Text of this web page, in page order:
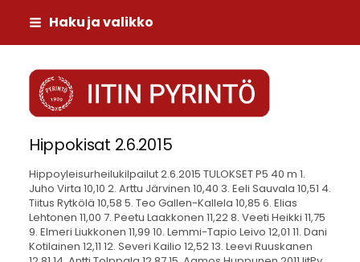
Siirry
sivun
sisältöön
Haku ja valikko
Iitin Pyrintö
Hippokisat 2.6.2015
Hippoyleisurheilukilpailut 2.6.2015 TULOKSET P5 40 m 1. Juho Virta 10,10 2. Arttu Järvinen 10,40 3. Eeli Sauvala 10,51 4. Tiitus Rytkölä 10,58 5. Teo Gallen-Kallela 10,85 6. Elias Lehtonen 11,00 7. Peetu Laakkonen 11,22 8. Veeti Heikki 11,75 9. Elmeri Liukkonen 11,99 10. Lemmi-Tapio Leivo 12,01 11. Dani Kotilainen 12,11 12. Severi Kailio 12,52 13. Leevi Ruuskanen 12,81 14. Antti Tolppala 12,87 15. Aamos Huppunen 2011 IitPy 12,96 16. Eino Nordström 13,09 17. Lukas Hyypiä 13,33 18. Eemil Taavila 15,50 19. Aleksi Suikkanen 15,69 20. Luukas Ruokosuo 15,74 21. Otto Valkonen 16,05 22. Niko Turunen 16,08 23. Jarkko Tani 16,56 24. Karri Ahlgren 18,51 25. Leevi Heikki 20,47 26. Elmo Järvinen 24,91 27. Reino Ryyppö 29,04 28. Tuure Rytkölä 30,99 29. Niklas Ruokosuo 34,53 30. Okko Varpenius 40,47 31. Milo Suokas 41,37 32. Vili Heikkinen 42,48 33. Aapo Taavila 48,53 Luka Kaariaho DNF Lenni Ruuskanen DNF Joni Nordström DNS Joona Riikonen DNS Niilo Hutri DQ Erä 1 Tuuli: NWND 1. Arttu Järvinen 10,40 2. Teo Gallen-Kallela 10,85 3. Niko Turunen 16,08 4. Jarkko Tani 16,56 5. Leevi Heikki 20,47 6. Reino Ryyppö 29,04 7. Tuure Rytkölä 30,99 Joni Nordström DNS Erä 2 Tuuli: NWND 1. Eeli Sauvala 10,51 2. Aamos Huppunen 2011 IitPy 12,96 3. Karri Ahlgren 18,51 4. Okko Varpenius 40,47 5. Vili Heikkinen 42,48 6. Aapo Taavila 48,53 Luka Kaariaho DNF Niilo Hutri DQ Erä 3 Tuuli: NWND 1. Tiitus Rytkölä 10,58 2. Veeti Heikki 11,75 3. Lemmi-Tapio Leivo 12,01 4. Dani Kotilainen 12,11 5. Leevi Ruuskanen 12,81 6. Antti Tolppala 12,87 7. Eino Nordström 13,09 Lenni Ruuskanen DNF Erä 4 Tuuli: NWND 1. Elias Lehtonen 11,00 2. Elmeri Liukkonen 11,99 3. Severi Kailio 12,52 4. Eemil Taavila 15,50 5. Otto Valkonen 16,05 6. Niklas Ruokosuo 34,53 7. Milo Suokas 41,37 Erä 5 Tuuli: NWND 1. Juho Virta 10,10 2. Peetu Laakkonen 11,22 3. Lukas Hyypiä 13,33 4. Aleksi Suikkanen 15,69 5. Luukas Ruokosuo 15,74 6. Elmo Järvinen 24,91 Joona Riikonen DNS P5 Pituus 1. Elias Lehtonen 1,68 1,68 2. Tiitus Rytkölä 1,57 1,57 3. Arttu Järvinen 1,53 1,53 4. Juho Virta 1,42 1,42 5. Veeti Heikki 1,41 1,41 5. Lemmi-Tapio Leivo 1,41 1,41 7. Peetu Laakkonen 1,28 1,28 8. Eino Nordström 1,20 1,20 9. Eeli Sauvala 1,19 1,19 10. Severi Kailio 1,17 1,17 11. Aamos Huppunen 2011 IitPy 1,07 1,07 12. Lukas Hyypiä 1,04 1,04 13. Otto Valkonen 1,03 1,03 13. Antti Tolppala 1,03 1,03 13. Leevi Ruuskanen 1,03 1,03 16. Aleksi Suikkanen 0,95 0,95 17. Elmeri Liukkonen 0,79 0,79 18. Niko Turunen 0,75 0,75 19. Luukas Ruokosuo 0,73 0,73 20. Vili Heikkinen 0,58 0,58 20. Leevi Heikki 0,58 0,58 22. Eemil Taavila 0,47 0,47 23. Joni Nordström 0,46 0,46 24. Karri Ahlgren 0,37 0,37 25. Milo Suokas 0,29 0,29 26. Jarkko Tani 0,28 0,28 27. Elmo Järvinen 0,24 0,24 28. Aapo Taavila 0,20 0,20 28. Tuure Rytkölä 0,20 0,20 28. Niklas Ruokosuo 0,20 0,20 Dani Kotilainen NM Okko Varpenius NM P7 40 m 1. Joona Puukka